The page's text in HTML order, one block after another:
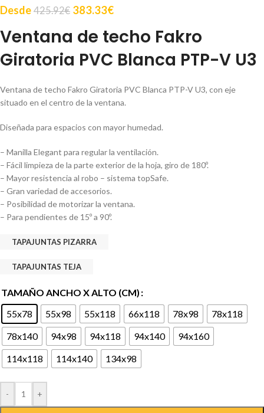
Desde 425.92€ 383.33€
Ventana de techo Fakro
Giratoria PVC Blanca PTP-V U3
Ventana de techo Fakro Giratoria PVC Blanca PTP-V U3, con eje
situado en el centro de la ventana.
Diseñada para espacios con mayor humedad.
– Manilla Elegant para regular la ventilación.
– Fácil limpieza de la parte exterior de la hoja, giro de 180º.
– Mayor resistencia al robo – sistema topSafe.
– Gran variedad de accesorios.
– Posibilidad de motorizar la ventana.
– Para pendientes de 15º a 90º.
TAPAJUNTAS PIZARRA
TAPAJUNTAS TEJA
TAMAÑO ANCHO X ALTO (CM)
55x78
55x98 55x118 66x118 78x98
78x118
78x140
94x98 94x118 94x140
94x160
114x118
114x140 134x98
- +